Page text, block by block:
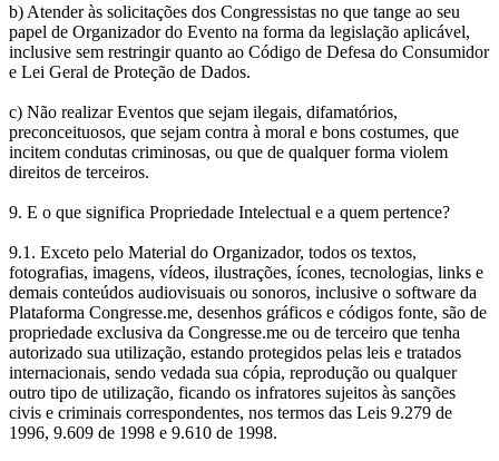
b) Atender às solicitações dos Congressistas no que tange ao seu
papel de Organizador do Evento na forma da legislação aplicável,
inclusive sem restringir quanto ao Código de Defesa do Consumidor
e Lei Geral de Proteção de Dados.
c) Não realizar Eventos que sejam ilegais, difamatórios,
preconceituosos, que sejam contra à moral e bons costumes, que
incitem condutas criminosas, ou que de qualquer forma violem
direitos de terceiros.
9. E o que significa Propriedade Intelectual e a quem pertence?
9.1. Exceto pelo Material do Organizador, todos os textos,
fotografias, imagens, vídeos, ilustrações, ícones, tecnologias, links e
demais conteúdos audiovisuais ou sonoros, inclusive o software da
Plataforma Congresse.me, desenhos gráficos e códigos fonte, são de
propriedade exclusiva da Congresse.me ou de terceiro que tenha
autorizado sua utilização, estando protegidos pelas leis e tratados
internacionais, sendo vedada sua cópia, reprodução ou qualquer
outro tipo de utilização, ficando os infratores sujeitos às sanções
civis e criminais correspondentes, nos termos das Leis 9.279 de
1996, 9.609 de 1998 e 9.610 de 1998.